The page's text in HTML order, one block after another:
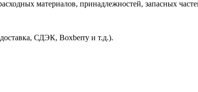
материалов, принадлежностей, запасных
СДЭК, Boxberry и т.д.).